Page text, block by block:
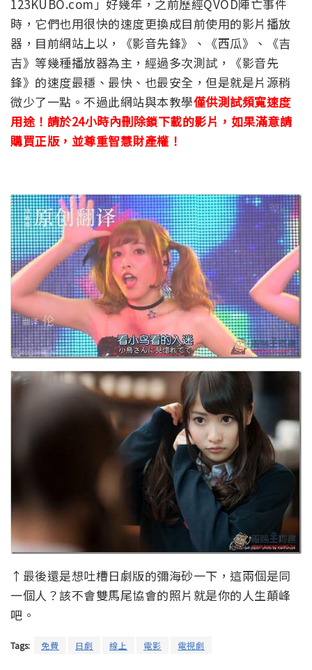
123KUBO.com」好幾年，之前歷經QVOD陣亡事件
時，它們也用很快的速度更換成目前使用的影片播放
器，目前網站上以，《影音先鋒》、《西瓜》、《吉
吉》等幾種播放器為主，經過多次測試，《影音先
鋒》的速度最穩、最快、也最安全，但是就是片源稍
微少了一點。不過此網站與本教學僅供測試頻寬速度
用途！請於24小時內刪除鎖下載的影片，如果滿意請
購買正版，並尊重智慧財產權！
↑最後還是想吐槽日劇版的彌海砂一下，這兩個是同
一個人？該不會雙馬尾協會的照片就是你的人生顛峰
吧。
Tags: 免費 日劇 線上 電影 電視劇